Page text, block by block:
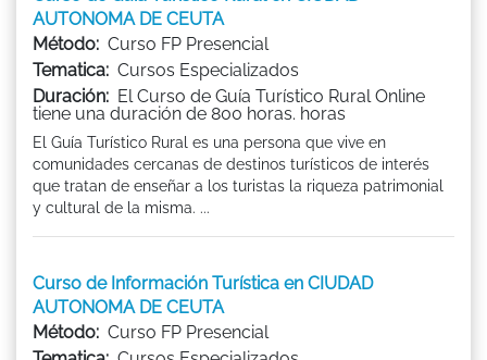
AUTONOMA DE CEUTA
Método: Curso FP Presencial
Tematica: Cursos Especializados
Duración: El Curso de Guía Turístico Rural Online
tiene una duración de 800 horas. horas
El Guía Turístico Rural es una persona que vive en
comunidades cercanas de destinos turísticos de interés
que tratan de enseñar a los turistas la riqueza patrimonial
y cultural de la misma. ...
Curso de Información Turística en CIUDAD
AUTONOMA DE CEUTA
Método: Curso FP Presencial